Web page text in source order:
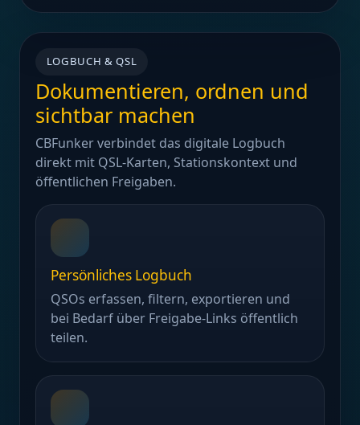
LOGBUCH & QSL
Dokumentieren, ordnen und
sichtbar machen
CBFunker verbindet das digitale Logbuch
direkt mit QSL-Karten, Stationskontext und
öffentlichen Freigaben.
Persönliches Logbuch
QSOs erfassen, filtern, exportieren und
bei Bedarf über Freigabe-Links öffentlich
teilen.